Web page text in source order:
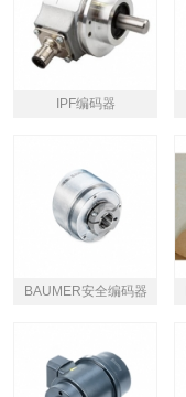
IPF编码器
BAUMER安全编码器